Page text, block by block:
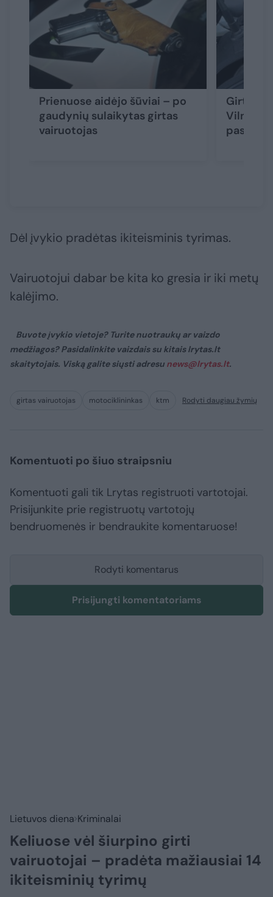
Prienuose aidėjo šūviai – po
gaudynių sulaikytas girtas
vairuotojas
Girtas
Vilniaus
Dėl įvykio pradėtas ikiteisminis tyrimas.
Vairuotojui dabar be kita ko gresia ir iki metų
kalėjimo.
Buvote įvykio vietoje? Turite nuotraukų ar vaizdo
medžiagos? Pasidalinkite vaizdais su kitais lrytas.lt
skaitytojais. Viską galite siųsti adresu news@lrytas.lt.
girtas vairuotojas motociklininkas ktm Rodyti daugiau žymių
Komentuoti po šiuo straipsniu
Komentuoti gali tik Lrytas registruoti vartotojai.
Prisijunkite prie registruotų vartotojų
bendruomenės ir bendraukite komentaruose!
Rodyti komentarus
Prisijungti komentatoriams
Lietuvos diena Kriminalai
Keliuose vėl šiurpino girti
vairuotojai – pradėta mažiausiai 14
ikiteisminių tyrimų